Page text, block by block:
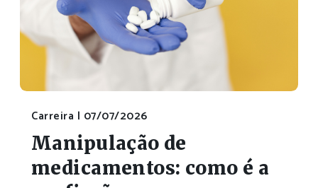
Carreira | 07/07/2026
Manipulação de
medicamentos: como é a